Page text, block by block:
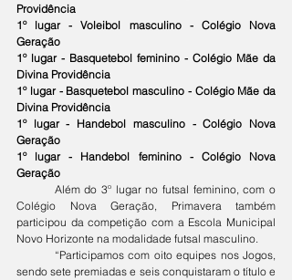
Providência
1º lugar - Voleibol masculino - Colégio Nova
Geração
1º lugar - Basquetebol feminino - Colégio Mãe da
Divina Providência
1º lugar - Basquetebol masculino - Colégio Mãe da
Divina Providência
1º lugar - Handebol masculino - Colégio Nova
Geração
1º lugar - Handebol feminino - Colégio Nova
Geração
Colégio Nova Geração, Primavera também
participou da competição com a Escola Municipal
Novo Horizonte na modalidade futsal masculino.
sendo sete premiadas e seis conquistaram o título e